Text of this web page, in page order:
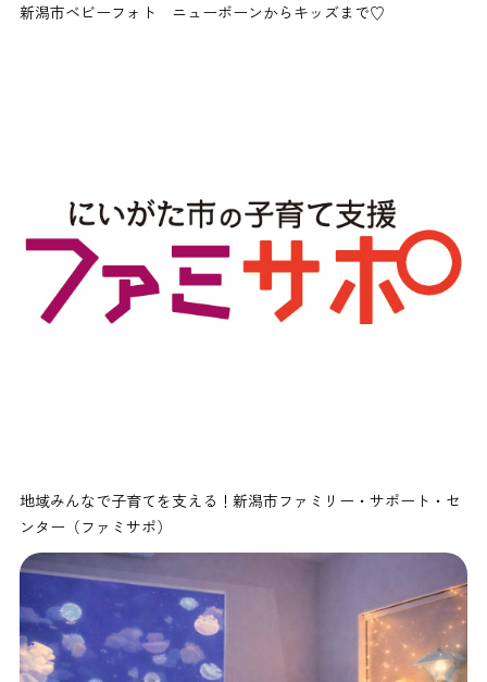
新潟市ベビーフォト ニューボーンからキッズまで♡
地域みんなで子育てを支える！新潟市ファミリー・サポート・セ
ンター（ファミサポ）